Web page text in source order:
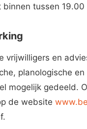
binnen tussen 19.00
vrijwilligers en
planologische
mogelijk gedeeld.
de website